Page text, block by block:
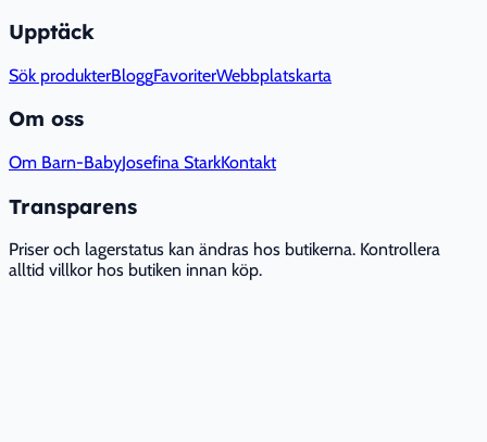
Upptäck
Sök produkterBloggFavoriterWebbplatskarta
Om oss
Om Barn-BabyJosefina StarkKontakt
Transparens
Priser och lagerstatus kan ändras hos butikerna. Kontrollera
alltid villkor hos butiken innan köp.